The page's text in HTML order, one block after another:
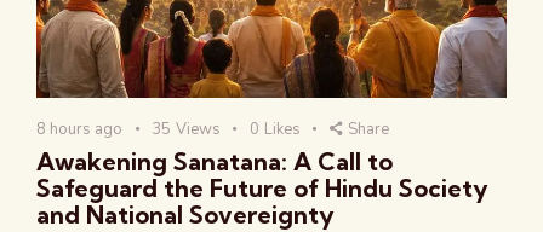
8 hours ago 35 Views 0 Likes Share
Awakening Sanatana: A Call to
Safeguard the Future of Hindu Society
and National Sovereignty